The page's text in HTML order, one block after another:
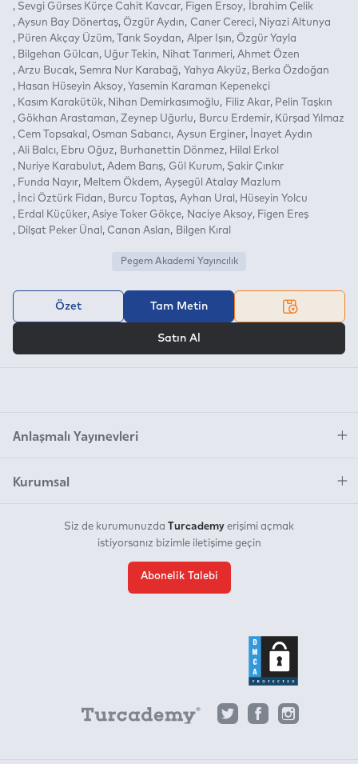
Sevgi Gürses Kürçe Cahit Kavcar
Figen Ersoy
İbrahim Çelik
Aysun Bay Dönertaş Özgür Aydın Caner Cereci
Niyazi Altunya
Püren Akçay Üzüm
Tarık Soydan Alper Işın
Özgür Yayla
Bilgehan Gülcan
Uğur Tekin Nihat Tarımeri Ahmet Özen
Arzu Bucak Semra Nur Karabağ Yahya Akyüz
Berka Özdoğan
Hasan Hüseyin Aksoy Yasemin Karaman Kepenekçi
Kasım Karakütük
Nihan Demirkasımoğlu Filiz Akar
Pelin Taşkın
Gökhan Arastaman Zeynep Uğurlu Burcu Erdemir
Kürşad Yılmaz
Cem Topsakal
Osman Sabancı Aysun Erginer
İnayet Aydın
Ali Balcı
Ebru Oğuz Burhanettin Dönmez
Hilal Erkol
Nuriye Karabulut Adem Barış Gül Kurum Şakir Çınkır
Funda Nayır
Meltem Ökdem Ayşegül Atalay Mazlum
İnci Öztürk Fidan
Burcu Toptaş Ayhan Ural
Hüseyin Yolcu
Erdal Küçüker Asiye Toker Gökçe Naciye Aksoy
Figen Ereş
Dilşat Peker Ünal
Canan Aslan Bilgen Kıral
Pegem Akademi Yayıncılık
Özet Tam Metin
Satın Al
Anlaşmalı Yayınevleri
Kurumsal
Siz de kurumunuzda Turcademy erişimi açmak
istiyorsanız bizimle iletişime geçin
Abonelik Talebi